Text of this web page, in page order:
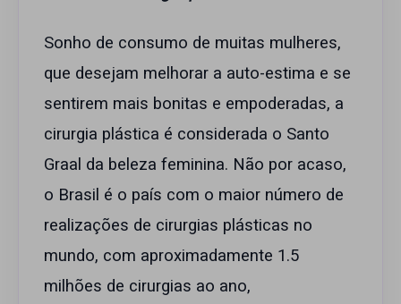
Sonho de consumo de muitas mulheres,
que desejam melhorar a auto-estima e se
sentirem mais bonitas e empoderadas, a
cirurgia plástica é considerada o Santo
Graal da beleza feminina. Não por acaso,
o Brasil é o país com o maior número de
realizações de cirurgias plásticas no
mundo, com aproximadamente 1.5
milhões de cirurgias ao ano,